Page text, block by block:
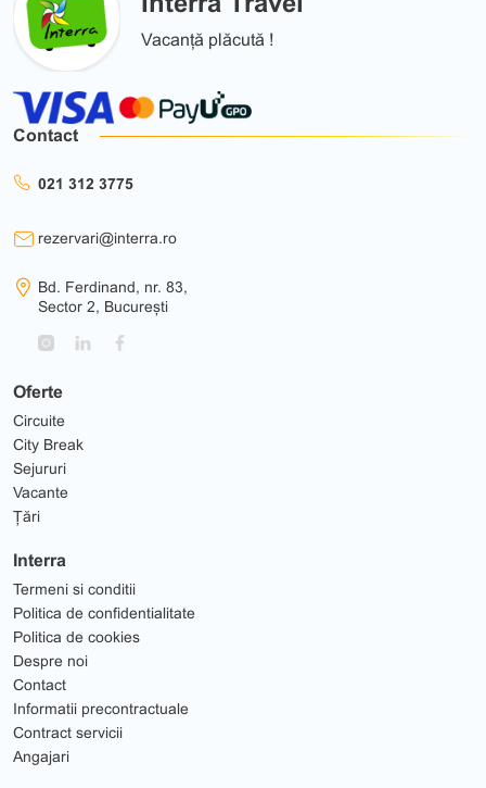
Vacanță plăcută !
Oferte
Circuite
City Break
Sejururi
Vacante
Țări
Interra
Termeni si conditii
Politica de confidentialitate
Politica de cookies
Despre noi
Contact
Informatii precontractuale
Contract servicii
Angajari
Contact
021 312 3775
rezervari@interra.ro
Bd. Ferdinand, nr. 83,
Sector 2, București